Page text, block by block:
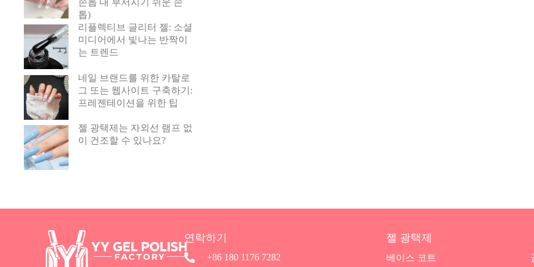
톱)
리플렉티브 글리터 젤: 소셜
미디어에서 빛나는 반짝이
는 트렌드
네일 브랜드를 위한 카탈로
그 또는 웹사이트 구축하기:
프레젠테이션을 위한 팁
젤 광택제는 자외선 램프 없
이 건조할 수 있나요?
연락하기
+86 180 1176 7282
젤 광택제
베이스 코트